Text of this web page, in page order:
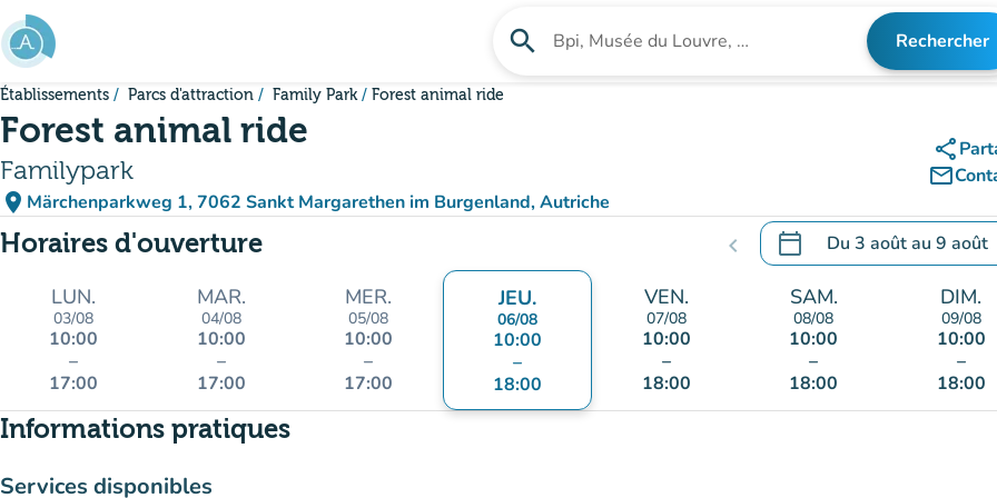
Aller au contenu principal
search Rechercher un établissement Rechercher
Établissements Parcs d'attraction Family Park Forest animal ride
Forest animal ride
Familypark
place Märchenparkweg 1, 7062 Sankt Margarethen im Burgenland, Autriche
(ouvrir dans Google Maps)
(nouvel onglet)
share
mail_outline
Horaires d'ouverture chevron_left calendar_today Du 3 aoûtau 9 août
.Ouvrir le calendrier pour
LUN.
03/08
10:00
–
17:00
MAR.
04/08
10:00
–
17:00
MER.
05/08
10:00
–
17:00
JEU.
06/08
10:00
–
18:00
VEN.
07/08
10:00
–
18:00
SAM.
08/08
10:00
–
18:00
DIM.
09/08
10:00
–
18:00
Informations pratiques
Services disponibles